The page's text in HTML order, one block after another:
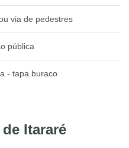
via de pedestres
pública
- tapa buraco
Itararé